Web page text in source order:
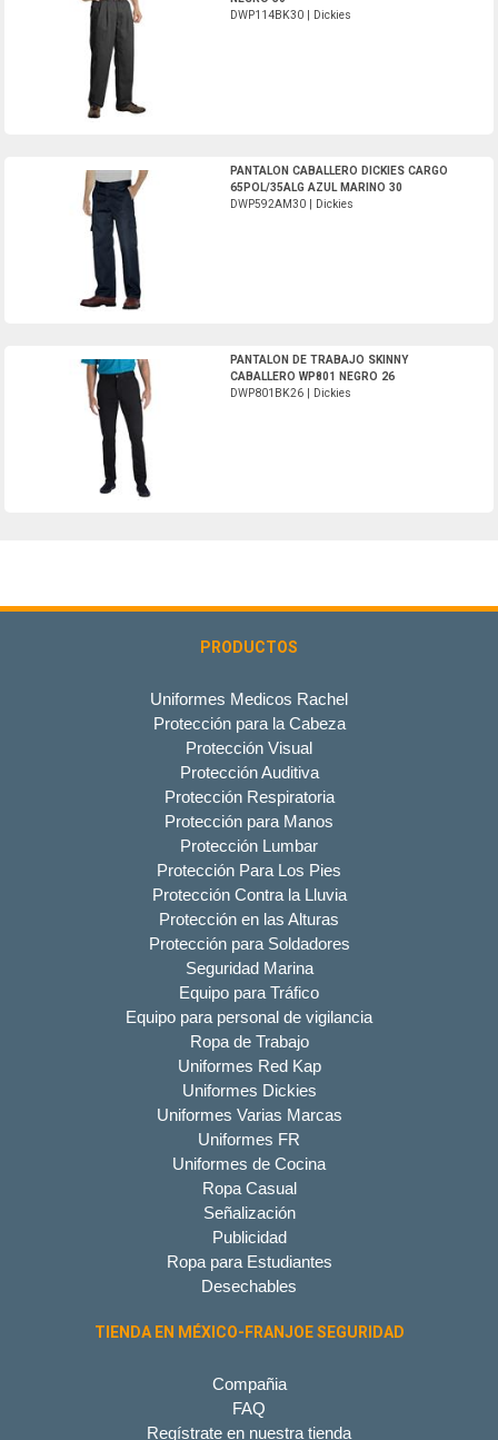
DWP114BK30 | Dickies
PANTALON CABALLERO DICKIES CARGO
65POL/35ALG AZUL MARINO 30
DWP592AM30 | Dickies
PANTALON DE TRABAJO SKINNY
CABALLERO WP801 NEGRO 26
DWP801BK26 | Dickies
PRODUCTOS
Uniformes Medicos Rachel
Protección para la Cabeza
Protección Visual
Protección Auditiva
Protección Respiratoria
Protección para Manos
Protección Lumbar
Protección Para Los Pies
Protección Contra la Lluvia
Protección en las Alturas
Protección para Soldadores
Seguridad Marina
Equipo para Tráfico
Equipo para personal de vigilancia
Ropa de Trabajo
Uniformes Red Kap
Uniformes Dickies
Uniformes Varias Marcas
Uniformes FR
Uniformes de Cocina
Ropa Casual
Señalización
Publicidad
Ropa para Estudiantes
Desechables
TIENDA EN MÉXICO-FRANJOE SEGURIDAD
Compañia
FAQ
Regístrate en nuestra tienda